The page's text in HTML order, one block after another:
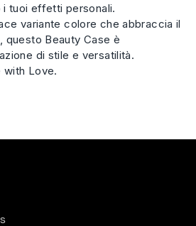
i tuoi effetti personali.
variante colore che abbraccia il
questo Beauty Case è
di stile e versatilità.
with Love.